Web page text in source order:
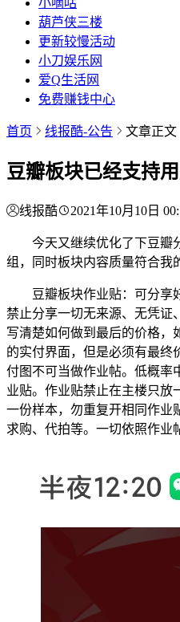
小嘀咕
葫芦侠三楼
更新较慢活动
小刀娱乐网
爱Q生活网
免费赚钱中心
首页 线报酷-公告 文章正文
豆瓣板块已经支持
线报酷 2021年10月10日
今天又继续优化了下豆瓣
组，同时板块内容质量符合我
豆瓣板块作业贴：可分享
禁止分享一切无来源、无凭证
写清楚如何做到最后的价格，
的实付界面，但是必须有最终
付图不可当做作业帖。低概率
业贴。作业贴禁止在主楼只放
一份样本，勿重复开相同作业
求购、代拍等。一切依照作业